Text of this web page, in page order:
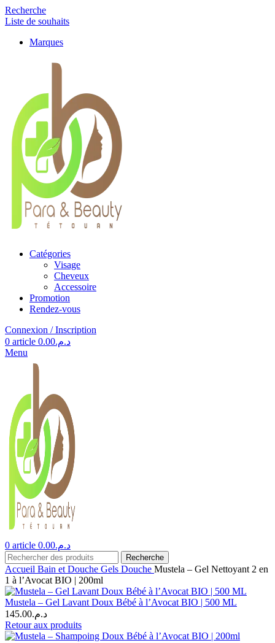
Recherche
Liste de souhaits
Marques
Catégories
Visage
Cheveux
Accessoire
Promotion
Rendez-vous
Connexion / Inscription
0 article د.م.0.00
Menu
0 article د.م.0.00
Recherche
Accueil Bain et Douche Gels Douche Mustela – Gel Nettoyant 2 en
1 à l’Avocat BIO | 200ml
Mustela – Gel Lavant Doux Bébé à l’Avocat BIO | 500 ML
د.م.145.00
Retour aux produits